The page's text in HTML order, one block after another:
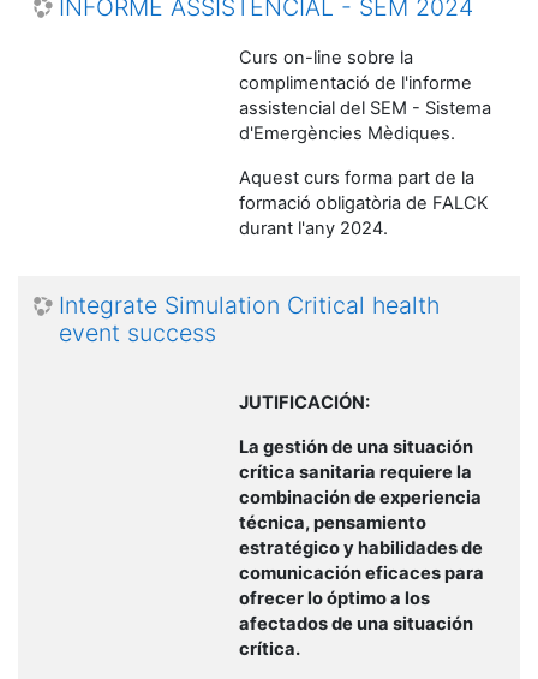
INFORME ASSISTENCIAL - SEM 2024
Curs on-line sobre la
complimentació de l'informe
assistencial del SEM - Sistema
d'Emergències Mèdiques.
Aquest curs forma part de la
formació obligatòria de FALCK
durant l'any 2024.
Integrate Simulation Critical health
event success
JUTIFICACIÓN:
La gestión de una situación
crítica sanitaria requiere la
combinación de experiencia
técnica, pensamiento
estratégico y habilidades de
comunicación eficaces para
ofrecer lo óptimo a los
afectados de una situación
crítica.